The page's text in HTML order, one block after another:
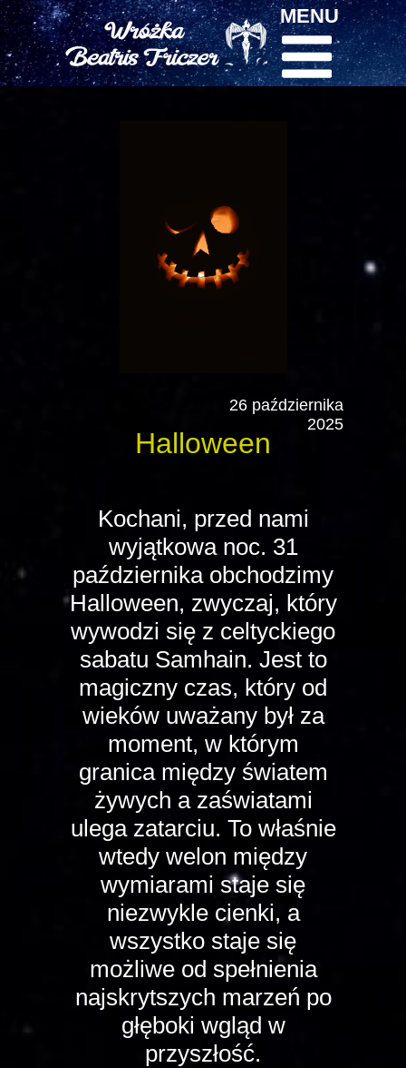
Halloween
26 października
2025
Kochani, przed nami
wyjątkowa noc. 31
października obchodzimy
Halloween, zwyczaj, który
wywodzi się z celtyckiego
sabatu Samhain. Jest to
magiczny czas, który od
wieków uważany był za
moment, w którym
granica między światem
żywych a zaświatami
ulega zatarciu. To właśnie
wtedy welon między
wymiarami staje się
niezwykle cienki, a
wszystko staje się
możliwe od spełnienia
najskrytszych marzeń po
głęboki wgląd w
przyszłość.
MENU